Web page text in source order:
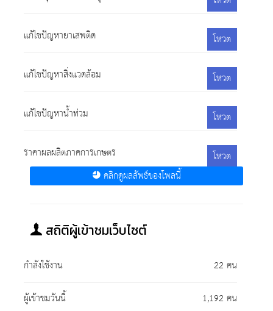
แก้ไขปัญหายาเสพติด โหวต
แก้ไขปัญหาสิ่งแวดล้อม โหวต
แก้ไขปัญหาน้ำท่วม โหวต
ราคาผลผลิตภาคการเกษตร
โหวต
คลิกดูผลลัพธ์ของโพลนี้
สถิติผู้เข้าชมเว็บไซต์
กำลังใช้งาน
22 คน
ผู้เข้าชมวันนี้
1,192 คน